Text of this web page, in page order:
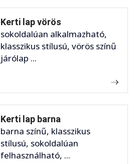
Kerti lap vörös
sokoldalúan alkalmazható,
klasszikus stílusú, vörös színű
járólap ...
Kerti lap barna
barna színű, klasszikus
stílusú, sokoldalúan
felhasználható, ...